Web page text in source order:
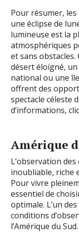
Pour résumer,
une éclipse de
lumineuse est la
atmosphériques
et sans
désert éloigné,
national ou une
offrent des
spectacle céleste
d’informations,
Amérique
L’observation
inoubliable, riche
Pour vivre
essentiel de
optimale. L’un
conditions
l’Amérique du Sud.